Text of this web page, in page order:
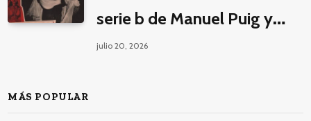
serie b de Manuel Puig y
Jacques Tourneur
julio 20, 2026
MÁS POPULAR